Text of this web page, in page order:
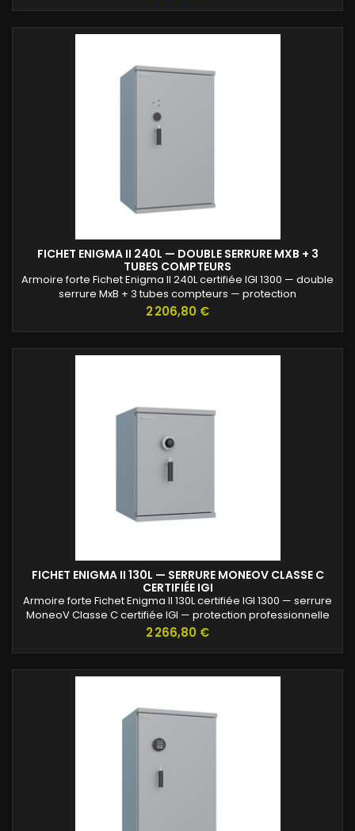
FICHET ENIGMA II 240L — DOUBLE SERRURE MXB + 3
TUBES COMPTEURS
Armoire forte Fichet Enigma II 240L certifiée IGI 1300 — double
serrure MxB + 3 tubes compteurs — protection
professionnelle des archives confidentielles.
Prix
2 206,80 €
FICHET ENIGMA II 130L — SERRURE MONEOV CLASSE C
CERTIFIÉE IGI
Armoire forte Fichet Enigma II 130L certifiée IGI 1300 — serrure
MoneoV Classe C certifiée IGI — protection professionnelle
des archives confidentielles.
Prix
2 266,80 €